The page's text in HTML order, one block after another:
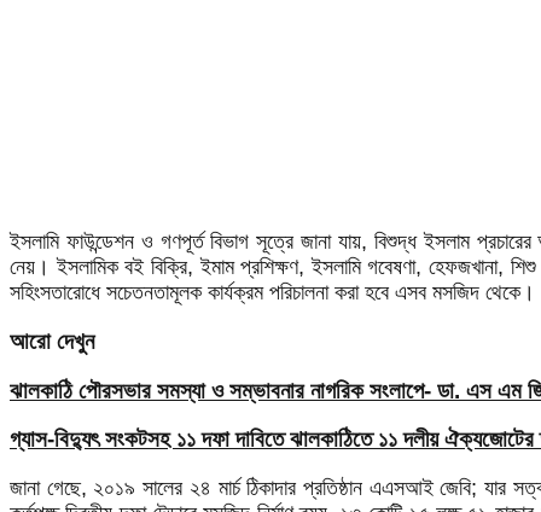
ইসলামি ফাউন্ডেশন ও গণপূর্ত বিভাগ সূত্রে জানা যায়, বিশুদ্ধ ইসলাম
নেয়। ইসলামিক বই বিক্রি, ইমাম প্রশিক্ষণ, ইসলামি গবেষণা, হেফজখানা,
সহিংসতারোধে সচেতনতামূলক কার্যক্রম পরিচালনা করা হবে এসব মসজিদ থেকে।
আরো দেখুন
ঝালকাঠি পৌরসভার সমস্যা ও সম্ভাবনার নাগরিক সংলাপে- ডা. এস এম
গ্যাস-বিদ্যুৎ সংকটসহ ১১ দফা দাবিতে ঝালকাঠিতে ১১ দলীয় ঐক্যজোটের
জানা গেছে, ২০১৯ সালের ২৪ মার্চ ঠিকাদার প্রতিষ্ঠান এএসআই জেবি; যার